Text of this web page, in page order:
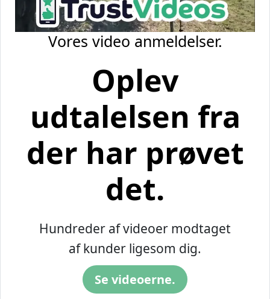
Vores video anmeldelser.
Oplev
udtalelsen fra
der har prøvet
det.
Hundreder af videoer modtaget
af kunder ligesom dig.
Se videoerne.